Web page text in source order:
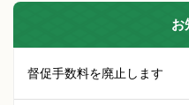
お
督促手数料を廃止します